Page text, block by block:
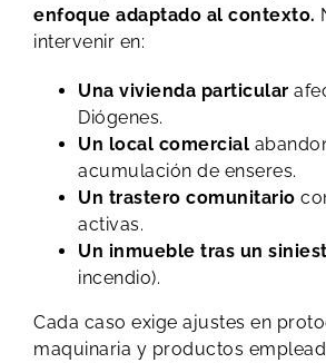
enfoque adaptado al contexto.
intervenir en:
Una vivienda particular
Diógenes.
Un local comercial
acumulación de enseres.
Un trastero comunitario
activas.
Un inmueble tras un
incendio).
Cada caso exige ajustes en
maquinaria y productos